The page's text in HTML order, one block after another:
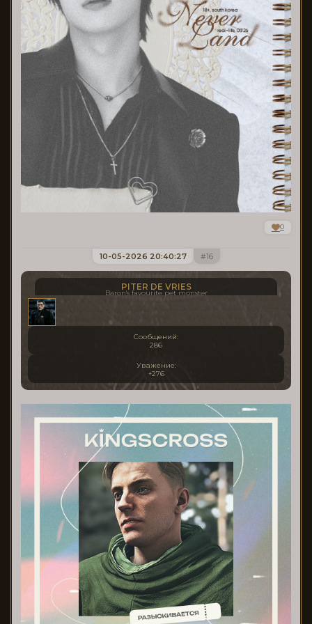
0
16
10-05-2026 20:40:27
PITER DE VRIES
Baron's favourite pet monster
Сообщений:
286
Уважение:
+276